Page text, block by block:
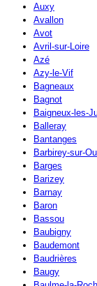
Auxy
Avallon
Avot
Avril-sur-Loire
Azé
Azy-le-Vif
Bagneaux
Bagnot
Baigneux-les-
Balleray
Bantanges
Barbirey-sur-
Barges
Barizey
Barnay
Baron
Bassou
Baubigny
Baudemont
Baudrières
Baugy